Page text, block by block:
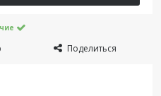
Поделиться